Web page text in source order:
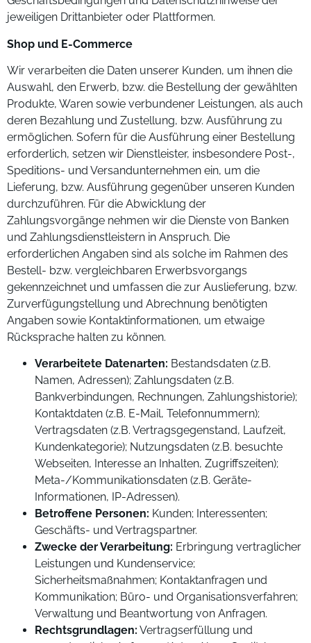
jeweiligen Drittanbieter oder Plattformen.
Shop und E-Commerce
Wir verarbeiten die Daten unserer Kunden, um ihnen die
Auswahl, den Erwerb, bzw. die Bestellung der gewählten
Produkte, Waren sowie verbundener Leistungen, als auch
deren Bezahlung und Zustellung, bzw. Ausführung zu
ermöglichen. Sofern für die Ausführung einer Bestellung
erforderlich, setzen wir Dienstleister, insbesondere Post-,
Speditions- und Versandunternehmen ein, um die
Lieferung, bzw. Ausführung gegenüber unseren Kunden
durchzuführen. Für die Abwicklung der
Zahlungsvorgänge nehmen wir die Dienste von Banken
und Zahlungsdienstleistern in Anspruch. Die
erforderlichen Angaben sind als solche im Rahmen des
Bestell- bzw. vergleichbaren Erwerbsvorgangs
gekennzeichnet und umfassen die zur Auslieferung, bzw.
Zurverfügungstellung und Abrechnung benötigten
Angaben sowie Kontaktinformationen, um etwaige
Rücksprache halten zu können.
Verarbeitete Datenarten: Bestandsdaten (z.B.
Namen, Adressen); Zahlungsdaten (z.B.
Bankverbindungen, Rechnungen, Zahlungshistorie);
Kontaktdaten (z.B. E-Mail, Telefonnummern);
Vertragsdaten (z.B. Vertragsgegenstand, Laufzeit,
Kundenkategorie); Nutzungsdaten (z.B. besuchte
Webseiten, Interesse an Inhalten, Zugriffszeiten);
Meta-/Kommunikationsdaten (z.B. Geräte-
Informationen, IP-Adressen).
Betroffene Personen: Kunden; Interessenten;
Geschäfts- und Vertragspartner.
Zwecke der Verarbeitung: Erbringung vertraglicher
Leistungen und Kundenservice;
Sicherheitsmaßnahmen; Kontaktanfragen und
Kommunikation; Büro- und Organisationsverfahren;
Verwaltung und Beantwortung von Anfragen.
Rechtsgrundlagen: Vertragserfüllung und